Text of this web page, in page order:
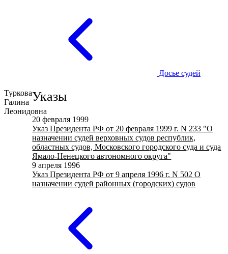
Досье судей
Туркова
Галина
Леонидовна
Указы
20 февраля 1999
Указ Президента РФ от 20 февраля 1999 г. N 233 "О
назначении судей верховных судов республик,
областных судов, Московского городского суда и суда
Ямало-Ненецкого автономного округа"
9 апреля 1996
Указ Президента РФ от 9 апреля 1996 г. N 502 О
назначении судей районных (городских) судов